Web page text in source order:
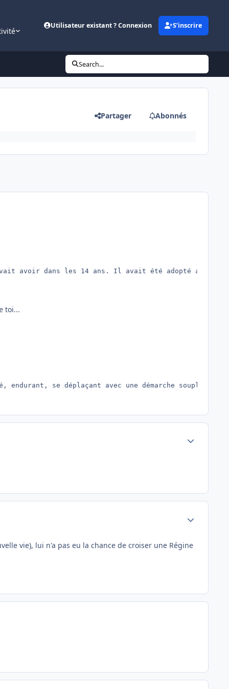
Utilisateur existant ? Connexion S’inscrire
Search...
Partager Abonnés
avoir dans les 14 ans. Il avait été adopté au
toi...
endurant, se déplaçant avec une démarche
vie), lui n'a pas eu la chance de croiser une Régine